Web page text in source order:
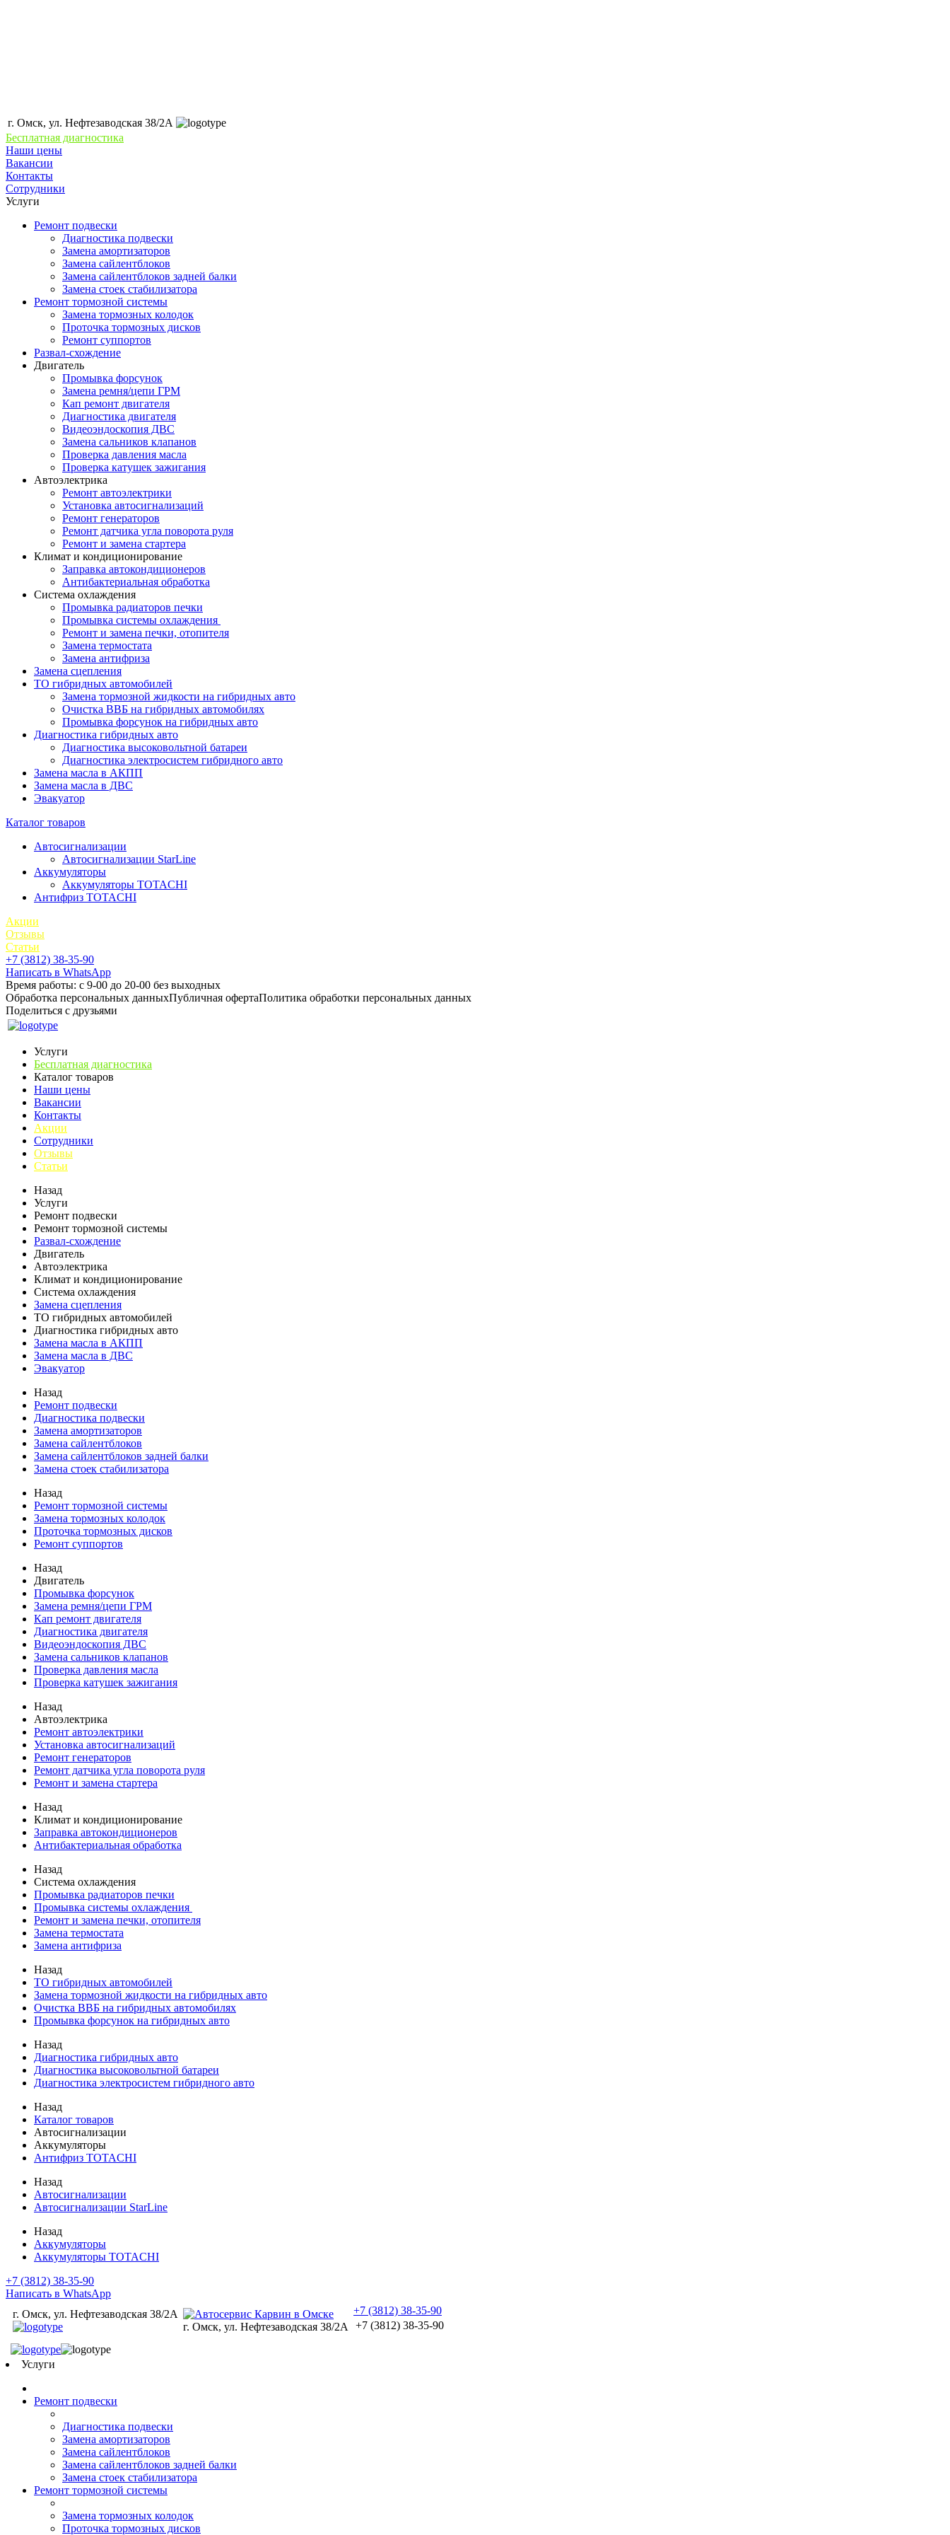
г. Омск, ул. Нефтезаводская 38/2А
Бесплатная диагностика
Наши цены
Вакансии
Контакты
Сотрудники
Услуги
Ремонт подвески
Диагностика подвески
Замена амортизаторов
Замена сайлентблоков
Замена сайлентблоков задней балки
Замена стоек стабилизатора
Ремонт тормозной системы
Замена тормозных колодок
Проточка тормозных дисков
Ремонт суппортов
Развал-схождение
Двигатель
Промывка форсунок
Замена ремня/цепи ГРМ
Кап ремонт двигателя
Диагностика двигателя
Видеоэндоскопия ДВС
Замена сальников клапанов
Проверка давления масла
Проверка катушек зажигания
Автоэлектрика
Ремонт автоэлектрики
Установка автосигнализаций
Ремонт генераторов
Ремонт датчика угла поворота руля
Ремонт и замена стартера
Климат и кондиционирование
Заправка автокондиционеров
Антибактериальная обработка
Система охлаждения
Промывка радиаторов печки
Промывка системы охлаждения
Ремонт и замена печки, отопителя
Замена термостата
Замена антифриза
Замена сцепления
ТО гибридных автомобилей
Замена тормозной жидкости на гибридных авто
Очистка ВВБ на гибридных автомобилях
Промывка форсунок на гибридных авто
Диагностика гибридных авто
Диагностика высоковольтной батареи
Диагностика электросистем гибридного авто
Замена масла в АКПП
Замена масла в ДВС
Эвакуатор
Каталог товаров
Автосигнализации
Автосигнализации StarLine
Аккумуляторы
Аккумуляторы TOTACHI
Антифриз TOTACHI
Акции
Отзывы
Статьи
+7 (3812) 38-35-90
Написать в WhatsApp
Время работы: с 9-00 до 20-00 без выходных
Обработка персональных данныхПубличная офертаПолитика обработки персональных данных
Поделиться с друзьями
Услуги
Бесплатная диагностика
Каталог товаров
Наши цены
Вакансии
Контакты
Акции
Сотрудники
Отзывы
Статьи
Назад
Услуги
Ремонт подвески
Ремонт тормозной системы
Развал-схождение
Двигатель
Автоэлектрика
Климат и кондиционирование
Система охлаждения
Замена сцепления
ТО гибридных автомобилей
Диагностика гибридных авто
Замена масла в АКПП
Замена масла в ДВС
Эвакуатор
Назад
Ремонт подвески
Диагностика подвески
Замена амортизаторов
Замена сайлентблоков
Замена сайлентблоков задней балки
Замена стоек стабилизатора
Назад
Ремонт тормозной системы
Замена тормозных колодок
Проточка тормозных дисков
Ремонт суппортов
Назад
Двигатель
Промывка форсунок
Замена ремня/цепи ГРМ
Кап ремонт двигателя
Диагностика двигателя
Видеоэндоскопия ДВС
Замена сальников клапанов
Проверка давления масла
Проверка катушек зажигания
Назад
Автоэлектрика
Ремонт автоэлектрики
Установка автосигнализаций
Ремонт генераторов
Ремонт датчика угла поворота руля
Ремонт и замена стартера
Назад
Климат и кондиционирование
Заправка автокондиционеров
Антибактериальная обработка
Назад
Система охлаждения
Промывка радиаторов печки
Промывка системы охлаждения
Ремонт и замена печки, отопителя
Замена термостата
Замена антифриза
Назад
ТО гибридных автомобилей
Замена тормозной жидкости на гибридных авто
Очистка ВВБ на гибридных автомобилях
Промывка форсунок на гибридных авто
Назад
Диагностика гибридных авто
Диагностика высоковольтной батареи
Диагностика электросистем гибридного авто
Назад
Каталог товаров
Автосигнализации
Аккумуляторы
Антифриз TOTACHI
Назад
Автосигнализации
Автосигнализации StarLine
Назад
Аккумуляторы
Аккумуляторы TOTACHI
+7 (3812) 38-35-90
Написать в WhatsApp
г. Омск, ул. Нефтезаводская 38/2А
г. Омск, ул. Нефтезаводская 38/2А
+7 (3812) 38-35-90
+7 (3812) 38-35-90
Услуги
Ремонт подвески
Диагностика подвески
Замена амортизаторов
Замена сайлентблоков
Замена сайлентблоков задней балки
Замена стоек стабилизатора
Ремонт тормозной системы
Замена тормозных колодок
Проточка тормозных дисков